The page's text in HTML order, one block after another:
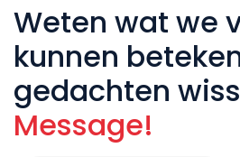
Weten wat we
kunnen
gedachten
Message!